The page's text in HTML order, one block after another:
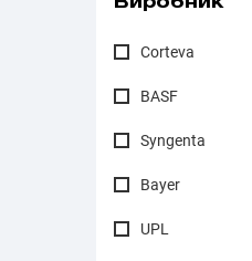
Corteva
BASF
Syngenta
Bayer
UPL